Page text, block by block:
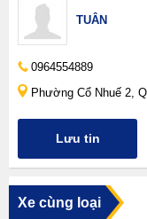
TUÂN
0964554889
Phường Cổ Nhuế 2,
Lưu tin
Xe cùng loại